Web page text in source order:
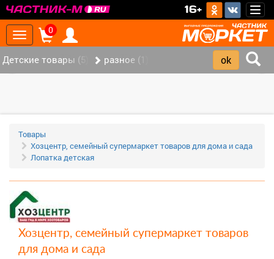
16+
Toggle
navigation
0
Детские товары (5) разное (1)
Товары
Хозцентр, семейный супермаркет товаров для дома и сада
Лопатка детская
Хозцентр, семейный супермаркет товаров
для дома и сада
‹ ›